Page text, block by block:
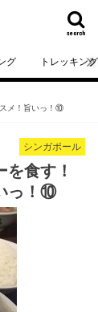
search
グ トレッキング
メ！旨いっ！⑩
シンガポール
食す！
っ！⑩